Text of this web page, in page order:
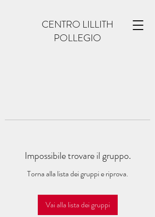
CENTRO LILLITH
POLLEGIO
Impossibile trovare il gruppo.
Torna alla lista dei gruppi e riprova.
Vai alla lista dei gruppi